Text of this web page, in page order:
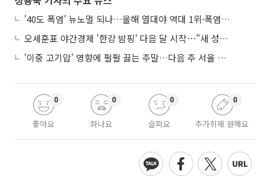
'40도 폭염' 뉴노멀 되나…올해 열대야 역대 1위·폭염일수 평년 3배 넘어
오세훈표 야간경제 '한강 밤핑' 다음 달 시작⋯"새 성장동력 만들 것"
'이중 고기압' 영향에 펄펄 끓는 주말…다음 주 서울 포함 서쪽이 더 덥다
좋아요
0
화나요
0
슬퍼요
0
추가취재 원해요
0